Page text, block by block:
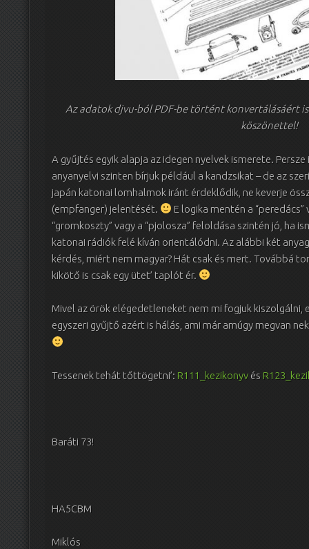
Az adatok djvu-ból PDF-be történt konvertálásáért
köszönettel!
A gyűjtés egyik alapja az idegen nyelvek ismerete.
anyanyelvi szinten bírjuk például a kandzsikat – de az
japán katonai lomhalmok iránt érdeklődik, ne keverje
(empfanger) jelentését.
E logika mentén a “peredács”
“gromkoszty” vagy a “pjolosza” feloldása szintén jó, ha
katonai rádiók felé kíván orientálódni. Az alábbi két
kérdés, miért nem magyar? Hát csak és mert. Továbbá
kikötő is csak egy ütet’ taplót ér.
Mivel az örök elégedetleneket nem mi fogjuk kiszolgálni,
egyszeri gyűjtő azért is hálás, ami már amúgy megvan
Tessenek tehát tőttögetni’: R111_kezikonyv és
Baráti 73!
HA5CBM
Miklós